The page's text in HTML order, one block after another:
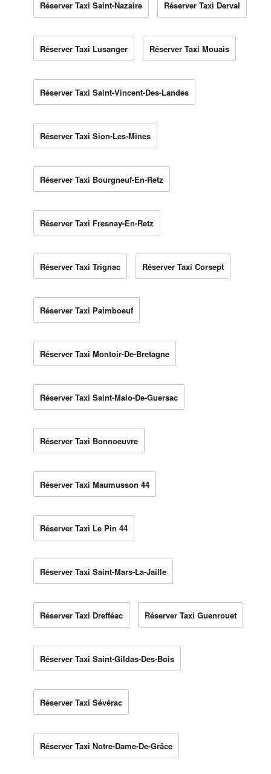
Réserver Taxi Saint-Nazaire Réserver Taxi Derval
Réserver Taxi Lusanger Réserver Taxi Mouais
Réserver Taxi Saint-Vincent-Des-Landes
Réserver Taxi Sion-Les-Mines
Réserver Taxi Bourgneuf-En-Retz
Réserver Taxi Fresnay-En-Retz
Réserver Taxi Trignac Réserver Taxi Corsept
Réserver Taxi Paimboeuf
Réserver Taxi Montoir-De-Bretagne
Réserver Taxi Saint-Malo-De-Guersac
Réserver Taxi Bonnoeuvre
Réserver Taxi Maumusson 44
Réserver Taxi Le Pin 44
Réserver Taxi Saint-Mars-La-Jaille
Réserver Taxi Drefféac Réserver Taxi Guenrouet
Réserver Taxi Saint-Gildas-Des-Bois
Réserver Taxi Sévérac
Réserver Taxi Notre-Dame-De-Grâce